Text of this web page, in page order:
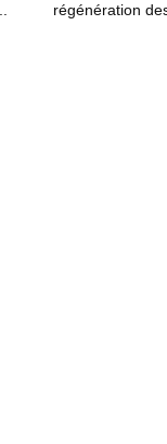
régénération